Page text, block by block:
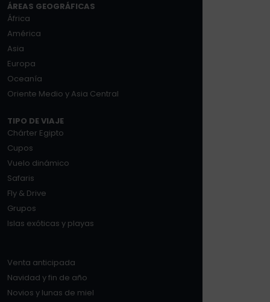
ÁREAS GEOGRÁFICAS
África
América
Asia
Europa
Oceanía
Oriente Medio y Asia Central
TIPO DE VIAJE
Chárter Egipto
Cupos
Vuelo dinámico
Safaris
Fly & Drive
Grupos
Islas exóticas y playas
Venta anticipada
Navidad y fin de año
Novios y lunas de miel